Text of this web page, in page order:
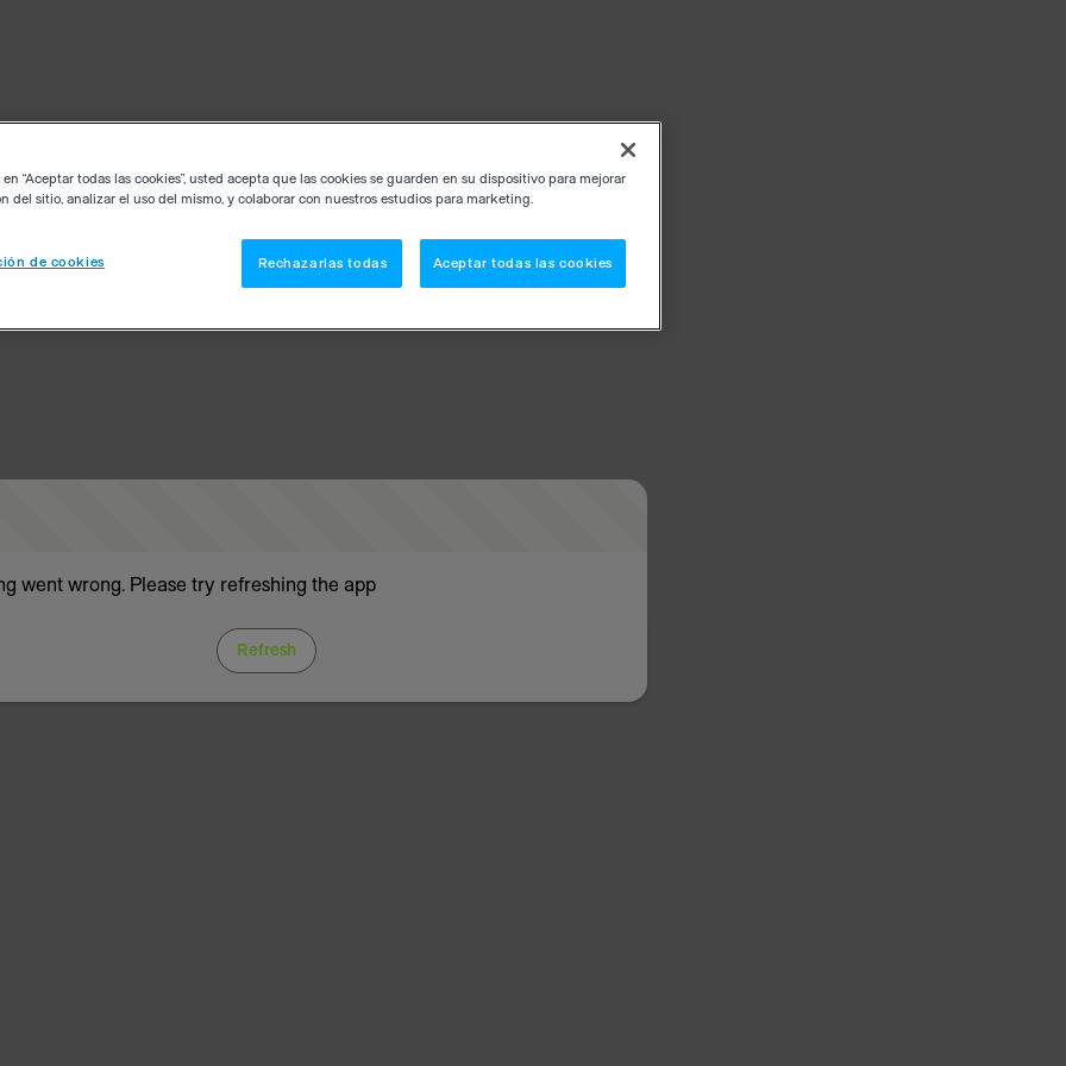
went wrong. Please try refreshing the app
Refresh
“Aceptar todas las cookies”, usted acepta que las cookies se guarden en su dispositivo para mejorar
del sitio, analizar el uso del mismo, y colaborar con nuestros estudios para marketing.
de cookies Rechazarlas todas Aceptar todas las cookies